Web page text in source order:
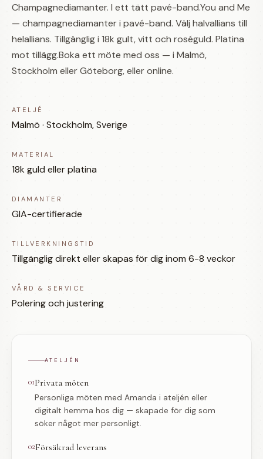
Champagnediamanter. I ett tätt pavé-band.You and Me
— champagnediamanter i pavé-band. Välj halvallians till
helallians. Tillgänglig i 18k gult, vitt och roséguld. Platina
mot tillägg.Boka ett möte med oss — i Malmö,
Stockholm eller Göteborg, eller online.
ATELJÉ
Malmö · Stockholm, Sverige
MATERIAL
18k guld eller platina
DIAMANTER
GIA-certifierade
TILLVERKNINGSTID
Tillgänglig direkt eller skapas för dig inom 6-8 veckor
VÅRD & SERVICE
Polering och justering
ATELJÉN
01Privata möten
Personliga möten med Amanda i ateljén eller
digitalt hemma hos dig — skapade för dig som
söker något mer personligt.
02Försäkrad leverans